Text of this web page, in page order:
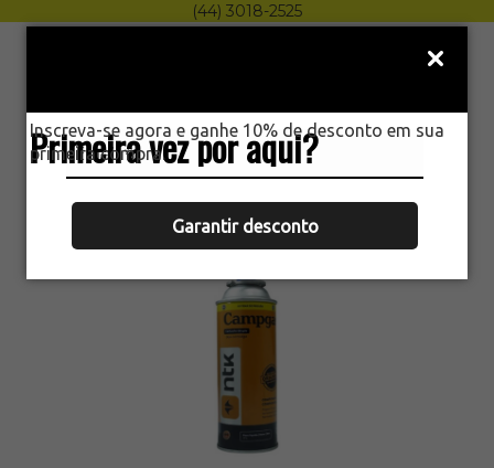
Primeira vez por aqui?
Inscreva-se agora e ganhe 10% de desconto em sua
primeira compra.
Garantir desconto
(44) 3018-2525
Menu
HOME
CARTUCHO DE GÁS CAMPGAS PARA
FOGAREIRO NTK 227G